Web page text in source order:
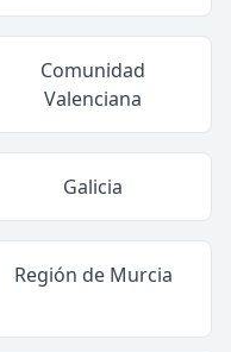
Comunidad
Valenciana
Galicia
Región de Murcia